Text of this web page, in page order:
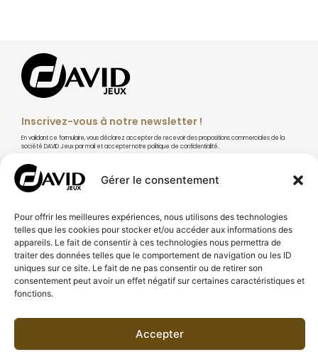
Gérer le consentement
Pour offrir les meilleures expériences, nous utilisons des technologies
telles que les cookies pour stocker et/ou accéder aux informations des
appareils. Le fait de consentir à ces technologies nous permettra de
traiter des données telles que le comportement de navigation ou les ID
uniques sur ce site. Le fait de ne pas consentir ou de retirer son
consentement peut avoir un effet négatif sur certaines caractéristiques et
fonctions.
Accepter
Inscrivez-vous à notre newsletter !
En validant ce formulaire, vous déclarez accepter de recevoir des propositions commerciales de la
société DAVID Jeux par mail et accepter notre politique de confidentialité.
S'abonner
À PROPOS DE DAVID JEUX
CONSEILS & TECHNIQUES
BESOIN D'AIDE